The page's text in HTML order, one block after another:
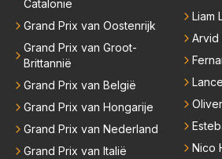
Catalonië
Grand Prix van Oostenrijk
Grand Prix van Groot-
Brittannië
Grand Prix van België
Grand Prix van Hongarije
Grand Prix van Nederland
Grand Prix van Italië
Liam
Arvid
Nico